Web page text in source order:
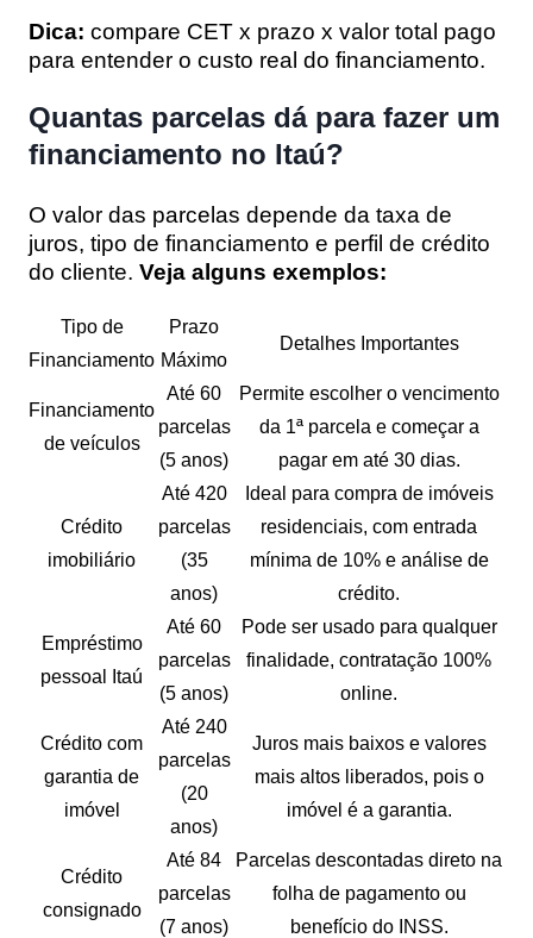
Dica: compare CET x prazo x valor total pago
para entender o custo real do financiamento.
Quantas parcelas dá para fazer um
financiamento no Itaú?
O valor das parcelas depende da taxa de
juros, tipo de financiamento e perfil de crédito
do cliente. Veja alguns exemplos:
Tipo de
Financiamento
Prazo
Máximo
Detalhes Importantes
Financiamento
de veículos
Até 60
parcelas
(5 anos)
Permite escolher o vencimento
da 1ª parcela e começar a
pagar em até 30 dias.
Crédito
imobiliário
Até 420
parcelas
(35
anos)
Ideal para compra de imóveis
residenciais, com entrada
mínima de 10% e análise de
crédito.
Empréstimo
pessoal Itaú
Até 60
parcelas
(5 anos)
Pode ser usado para qualquer
finalidade, contratação 100%
online.
Crédito com
garantia de
imóvel
Até 240
parcelas
(20
anos)
Juros mais baixos e valores
mais altos liberados, pois o
imóvel é a garantia.
Crédito
consignado
Até 84
parcelas
(7 anos)
Parcelas descontadas direto na
folha de pagamento ou
benefício do INSS.